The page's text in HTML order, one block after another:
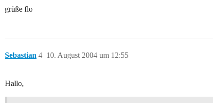
grüße flo
Sebastian 10. August 2004 um 12:55
4
Hallo,